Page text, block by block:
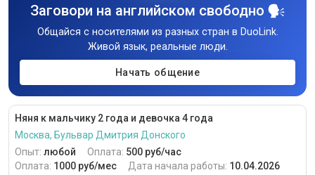
Заговори на английском свободно
Общайся с носителями из разных стран в DuoLink.
Живой язык, реальные люди.
Начать общение
Няня к мальчику 2 года и девочка 4 года
Москва, Бульвар Дмитрия Донского
Опыт: любой Оплата: 500 руб/час
Оплата: 1000 руб/мес Дата начала работы: 10.04.2026